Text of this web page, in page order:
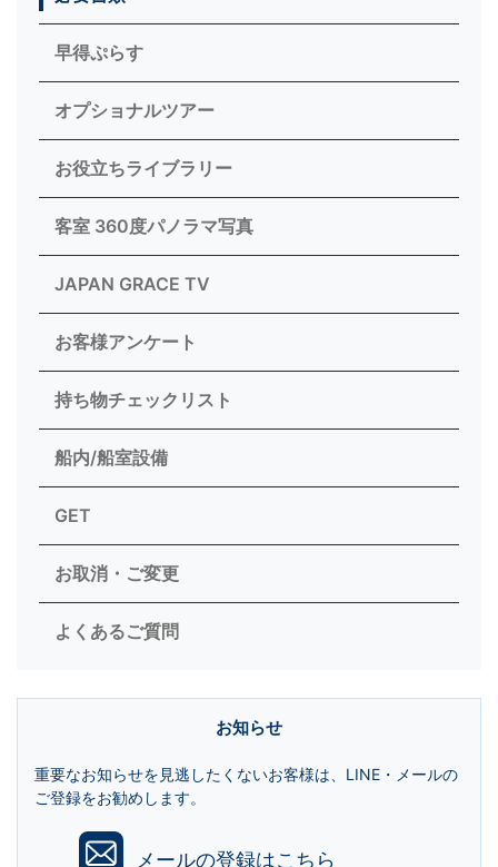
早得ぷらす
オプショナルツアー
お役立ちライブラリー
客室 360度パノラマ写真
JAPAN GRACE TV
お客様アンケート
持ち物チェックリスト
船内/船室設備
GET
お取消・ご変更
よくあるご質問
お知らせ
重要なお知らせを見逃したくないお客様は、LINE・メールの
ご登録をお勧めします。
メールの登録はこちら